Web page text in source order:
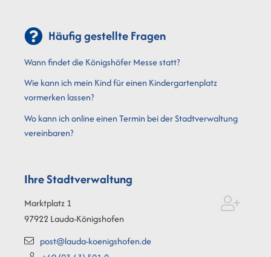
Häufig gestellte Fragen
Wann findet die Königshöfer Messe statt?
Wie kann ich mein Kind für einen Kindergartenplatz
vormerken lassen?
Wo kann ich online einen Termin bei der Stadtverwaltung
vereinbaren?
Ihre Stadtverwaltung
Marktplatz 1
97922Lauda-Königshofen
post@lauda-koenigshofen.de